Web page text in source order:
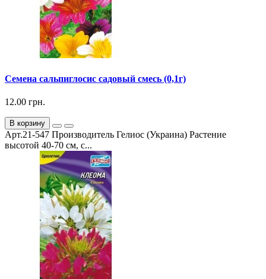
Семена сальпиглосис садовый смесь (0,1г)
12.00 грн.
В корзину
Арт.21-547 Производитель Гелиос (Украина) Растение
высотой 40-70 см, с...